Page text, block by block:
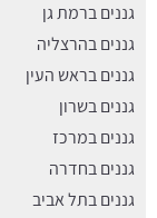
גננים ברמת גן
גננים בהרצליה
גננים בראש העין
גננים בשרון
גננים במרכז
גננים בחדרה
גננים בתל אביב